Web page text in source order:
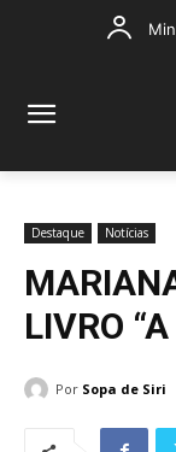
Destaque Notícias
LIVRO
Por Sopa de Siri